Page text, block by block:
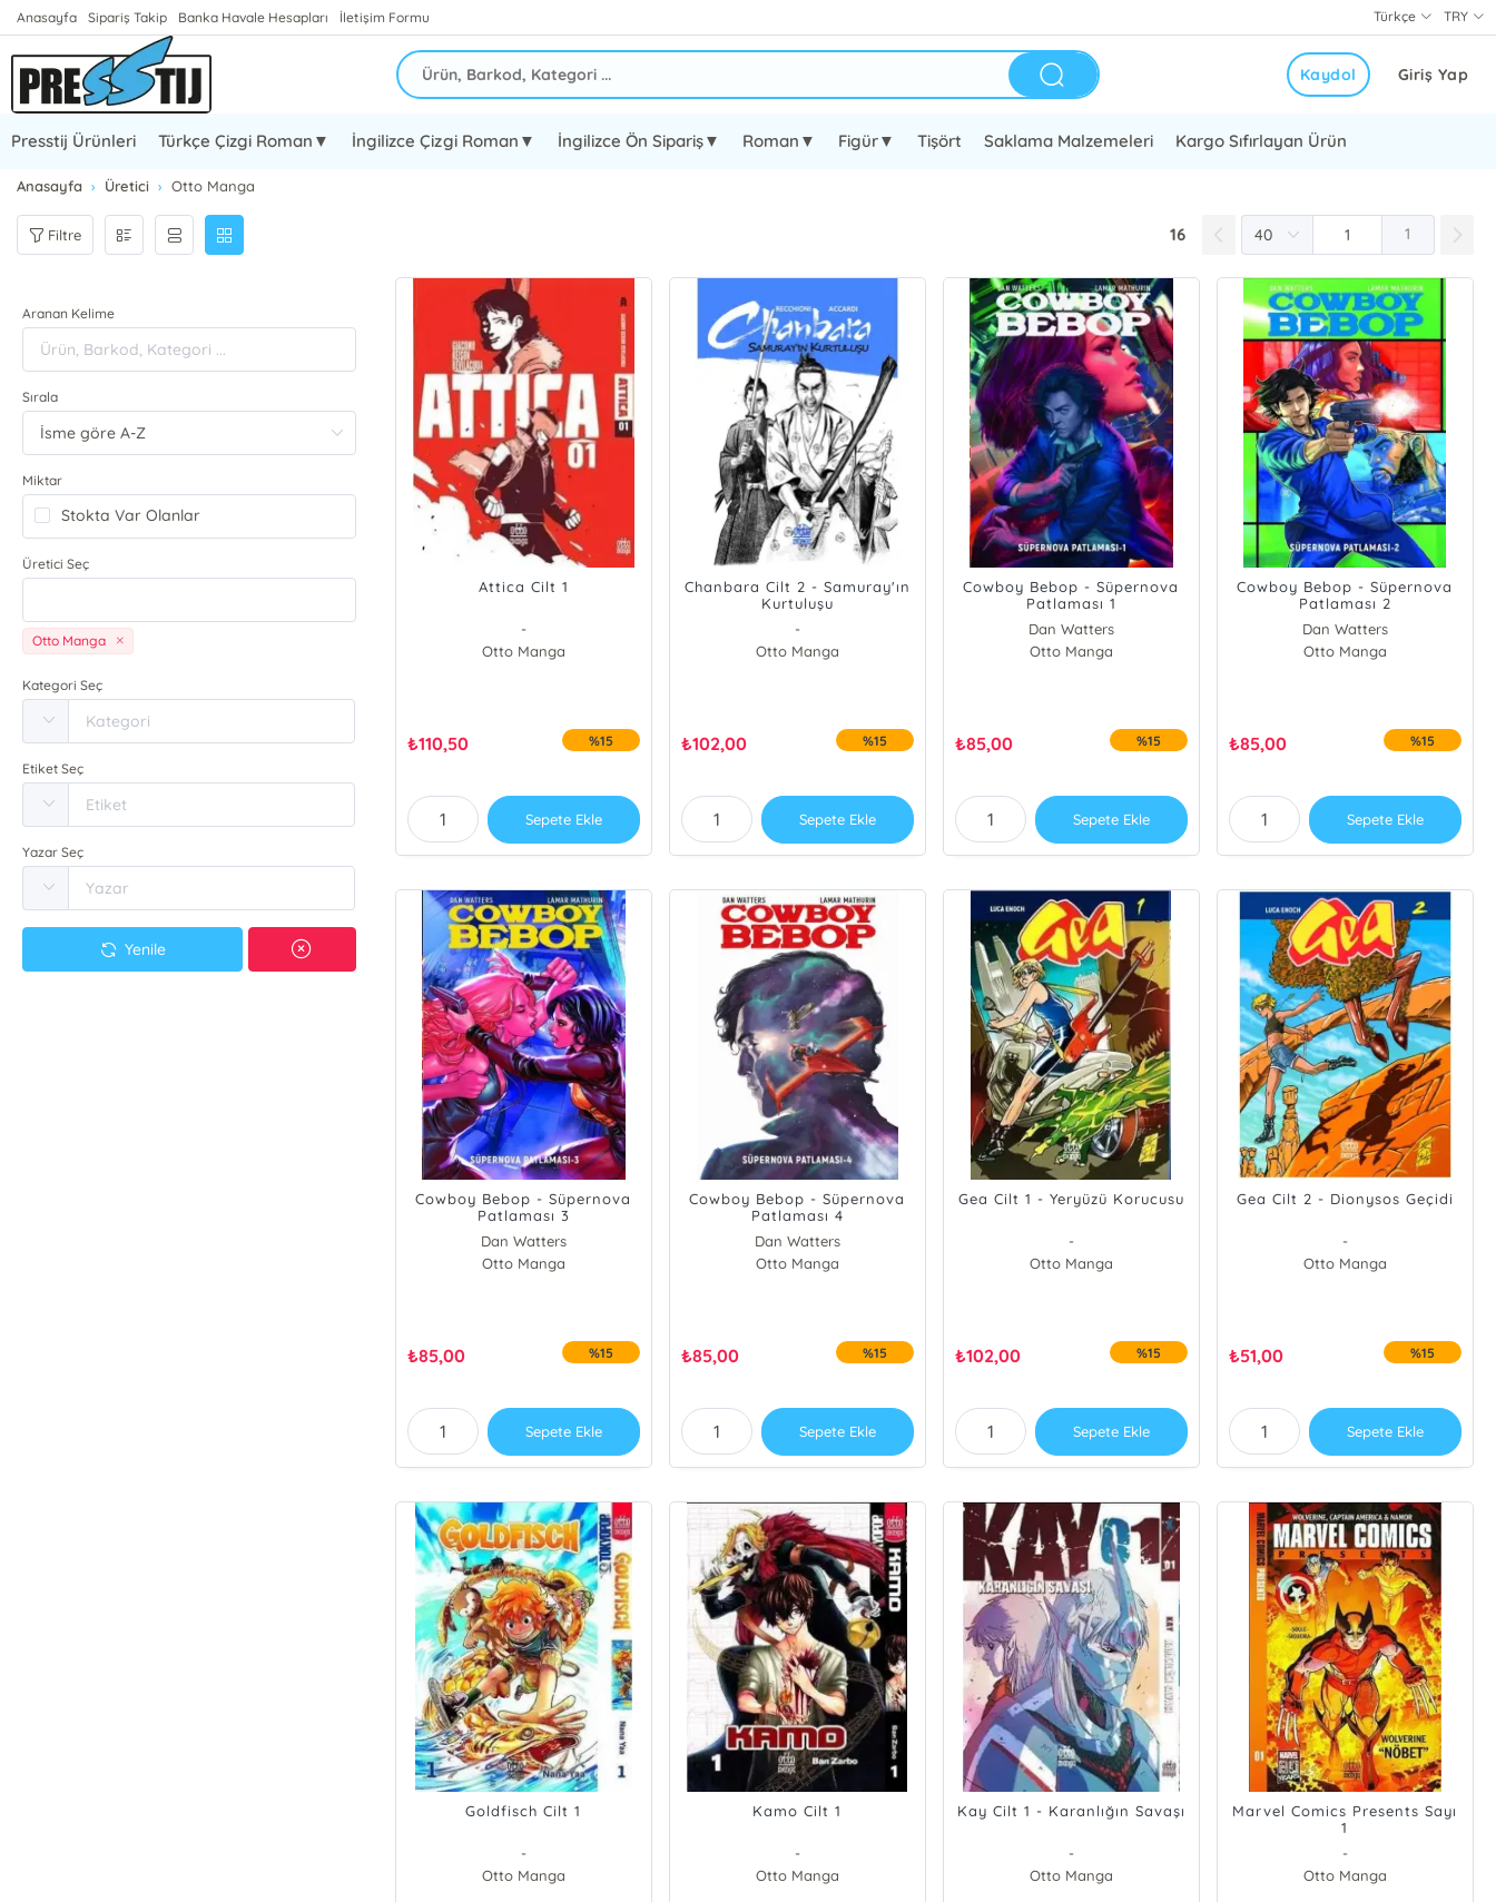
Anasayfa Sipariş Takip Banka Havale Hesapları İletişim Formu TRY
Türkçe
Giriş Yap
Kaydol
Presstij Ürünleri Türkçe Çizgi Roman▼ İngilizce Çizgi Roman▼ İngilizce Ön Sipariş▼ Roman▼ Figür▼ Tişört Saklama Malzemeleri Kargo Sıfırlayan Ürün
Anasayfa Üretici Otto Manga
Filtre 16 1
Aranan Kelime
Sırala
Miktar
Stokta Var Olanlar
Üretici Seç
Otto Manga
Kategori Seç
Etiket Seç
Yazar Seç
Yenile
Attica Cilt 1
-
Otto Manga
₺110,50 %15
Sepete Ekle
Chanbara Cilt 2 - Samuray'ın
Kurtuluşu
-
Otto Manga
₺102,00 %15
Sepete Ekle
Cowboy Bebop - Süpernova
Patlaması 1
Dan Watters
Otto Manga
₺85,00 %15
Sepete Ekle
Cowboy Bebop - Süpernova
Patlaması 2
Dan Watters
Otto Manga
₺85,00 %15
Sepete Ekle
Cowboy Bebop - Süpernova
Patlaması 3
Dan Watters
Otto Manga
₺85,00 %15
Sepete Ekle
Cowboy Bebop - Süpernova
Patlaması 4
Dan Watters
Otto Manga
₺85,00 %15
Sepete Ekle
Gea Cilt 1 - Yeryüzü Korucusu
-
Otto Manga
₺102,00 %15
Sepete Ekle
Gea Cilt 2 - Dionysos Geçidi
-
Otto Manga
₺51,00 %15
Sepete Ekle
Goldfisch Cilt 1
-
Otto Manga
Kamo Cilt 1
-
Otto Manga
Kay Cilt 1 - Karanlığın Savaşı
-
Otto Manga
Marvel Comics Presents Sayı
1
-
Otto Manga